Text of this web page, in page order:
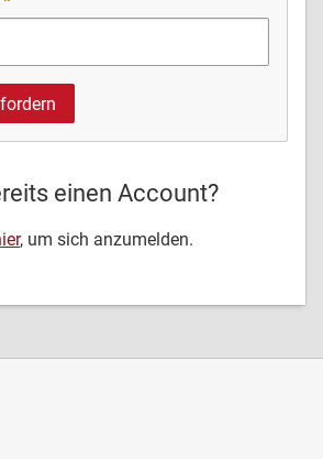
einen Account?
, um sich anzumelden.